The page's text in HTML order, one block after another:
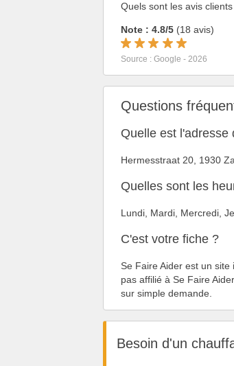
Quels sont les avis
Note : 4.8/5 (18 avis)
Source : Google - 2026
Questions
Quelle est l'adresse
Hermesstraat 20, 1930
Quelles sont les
Lundi, Mardi, Mercredi,
C'est votre fiche ?
Se Faire Aider est un
pas affilié à Se Faire Aider.
sur simple demande.
Besoin d'un